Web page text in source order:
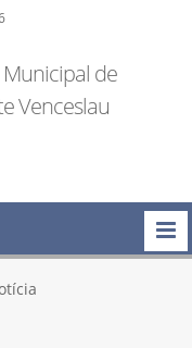
de
Venceslau